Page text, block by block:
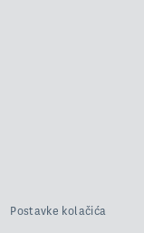
Postavke kolačića